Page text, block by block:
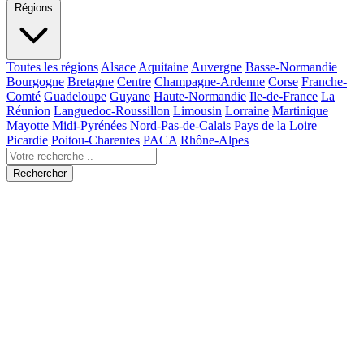
Régions
Toutes les régions Alsace Aquitaine Auvergne Basse-Normandie
Bourgogne Bretagne Centre Champagne-Ardenne Corse Franche-
Comté Guadeloupe Guyane Haute-Normandie Ile-de-France La
Réunion Languedoc-Roussillon Limousin Lorraine Martinique
Mayotte Midi-Pyrénées Nord-Pas-de-Calais Pays de la Loire
Picardie Poitou-Charentes PACA Rhône-Alpes
Rechercher